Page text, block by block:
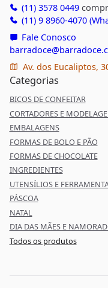
(11) 3578 0449
(11) 9 8960-4070
Fale Conosco
Av. dos Eucaliptos,
Categorias
BICOS DE CONFEITAR
CORTADORES E
EMBALAGENS
FORMAS DE BOLO E PÃO
FORMAS DE CHOCOLATE
INGREDIENTES
UTENSÍLIOS E
PÁSCOA
NATAL
DIA DAS MÃES E
Todos os produtos